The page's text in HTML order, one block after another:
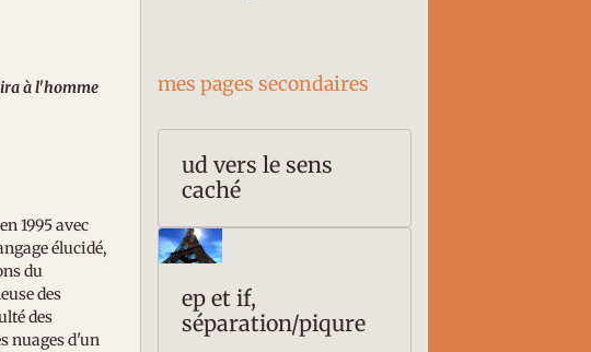
à l'homme
1995 avec
élucidé,
du
des
des
nuages d'un
mes pages secondaires
ud vers le sens
caché
ep et if,
séparation/piqure